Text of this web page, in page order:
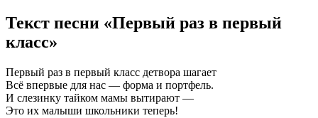
Текст песни «Первый раз в первый
класс»
Первый раз в первый класс детвора шагает
Всё впервые для нас — форма и портфель.
И слезинку тайком мамы вытирают —
Это их малыши школьники теперь!